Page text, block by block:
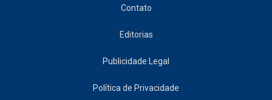
Contato
Editorias
Publicidade Legal
Política de Privacidade